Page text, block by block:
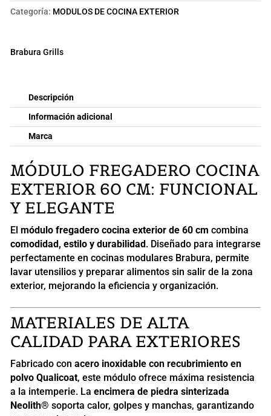
cantidad
Categoría: MODULOS DE COCINA EXTERIOR
Brabura Grills
Descripción
Información adicional
Marca
MÓDULO FREGADERO COCINA
EXTERIOR 60 CM: FUNCIONAL
Y ELEGANTE
El módulo fregadero cocina exterior de 60 cm combina
comodidad, estilo y durabilidad. Diseñado para integrarse
perfectamente en cocinas modulares Brabura, permite
lavar utensilios y preparar alimentos sin salir de la zona
exterior, mejorando la eficiencia y organización.
MATERIALES DE ALTA
CALIDAD PARA EXTERIORES
Fabricado con acero inoxidable con recubrimiento en
polvo Qualicoat, este módulo ofrece máxima resistencia
a la intemperie. La encimera de piedra sinterizada
Neolith® soporta calor, golpes y manchas, garantizando